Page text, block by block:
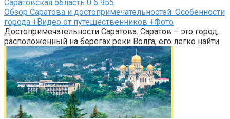
Саратовская область 0 6 955
Обзор Саратова и достопримечательностей: Особенности
города +Видео от путешественников +Фото
Достопримечательности Саратова. Саратов – это город,
расположенный на берегах реки Волга, его легко найти